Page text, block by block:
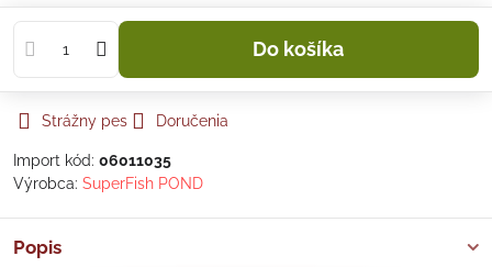
Do košíka
Strážny pes Doručenia
Import kód: 06011035
Výrobca: SuperFish POND
Popis